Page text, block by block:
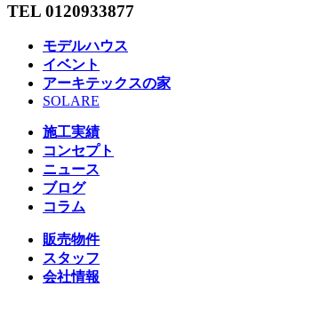
TEL 0120933877
モデルハウス
イベント
アーキテックスの家
SOLARE
施工実績
コンセプト
ニュース
ブログ
コラム
販売物件
スタッフ
会社情報